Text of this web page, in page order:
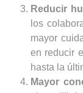
Reducir
los
mayor
en reducir
hasta la
Mayor